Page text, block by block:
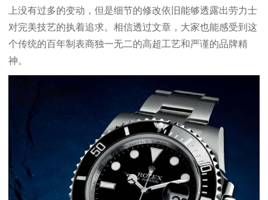
上没有过多的变动，但是细节的修改依旧能够透露出劳力士
对完美技艺的执着追求。相信透过文章，大家也能感受到这
个传统的百年制表商独一无二的高超工艺和严谨的品牌精
神。